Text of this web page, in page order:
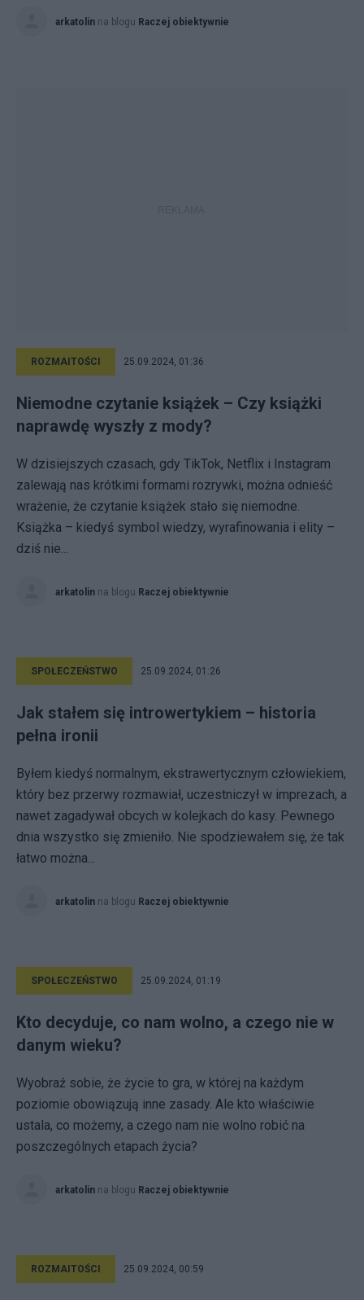
arkatolin na blogu Raczej obiektywnie
ROZMAITOŚCI 25.09.2024, 01:36
Niemodne czytanie książek – Czy książki
naprawdę wyszły z mody?
W dzisiejszych czasach, gdy TikTok, Netflix i Instagram
zalewają nas krótkimi formami rozrywki, można odnieść
wrażenie, że czytanie książek stało się niemodne.
Książka – kiedyś symbol wiedzy, wyrafinowania i elity –
dziś nie...
arkatolin na blogu Raczej obiektywnie
SPOŁECZEŃSTWO 25.09.2024, 01:26
Jak stałem się introwertykiem – historia
pełna ironii
Byłem kiedyś normalnym, ekstrawertycznym człowiekiem,
który bez przerwy rozmawiał, uczestniczył w imprezach, a
nawet zagadywał obcych w kolejkach do kasy. Pewnego
dnia wszystko się zmieniło. Nie spodziewałem się, że tak
łatwo można...
arkatolin na blogu Raczej obiektywnie
SPOŁECZEŃSTWO 25.09.2024, 01:19
Kto decyduje, co nam wolno, a czego nie w
danym wieku?
Wyobraź sobie, że życie to gra, w której na każdym
poziomie obowiązują inne zasady. Ale kto właściwie
ustala, co możemy, a czego nam nie wolno robić na
poszczególnych etapach życia?
arkatolin na blogu Raczej obiektywnie
ROZMAITOŚCI 25.09.2024, 00:59